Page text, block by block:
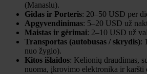
(Manaslu).
Gidas ir Porteris: 20–50 USD per
Apgyvendinimas: 5–20 USD už
Maistas ir gėrimai: 2–10 USD už
Transportas (autobusas / skrydis):
nuo žygio).
Kitos išlaidos: Kelionių draudimas,
nuoma, įkrovimo elektronika ir karšti